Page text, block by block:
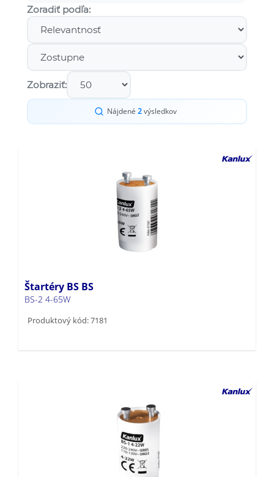
Zoradiť podľa:
Zobraziť:
Nájdené 2výsledkov
Štartéry BS BS
BS-2 4-65W
Produktový kód: 7181